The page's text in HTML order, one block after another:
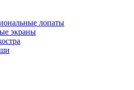
лопаты
экраны